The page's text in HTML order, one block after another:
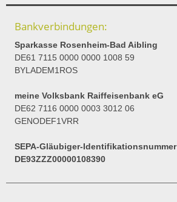
Bankverbindungen:
Sparkasse Rosenheim-Bad Aibling
DE61 7115 0000 0000 1008 59
BYLADEM1ROS
meine Volksbank Raiffeisenbank eG
DE62 7116 0000 0003 3012 06
GENODEF1VRR
SEPA-Gläubiger-Identifikationsnummer
DE93ZZZ00000108390